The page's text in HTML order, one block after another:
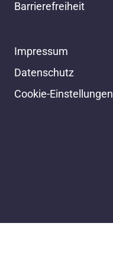
Barrierefreiheit
Impressum
Datenschutz
Cookie-Einstellungen